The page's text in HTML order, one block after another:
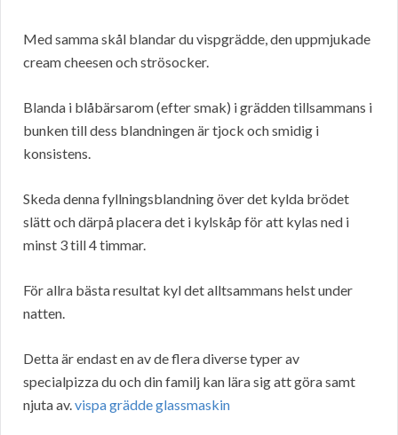
Med samma skål blandar du vispgrädde, den uppmjukade
cream cheesen och strösocker.
Blanda i blåbärsarom (efter smak) i grädden tillsammans i
bunken till dess blandningen är tjock och smidig i
konsistens.
Skeda denna fyllningsblandning över det kylda brödet
slätt och därpå placera det i kylskåp för att kylas ned i
minst 3 till 4 timmar.
För allra bästa resultat kyl det alltsammans helst under
natten.
Detta är endast en av de flera diverse typer av
specialpizza du och din familj kan lära sig att göra samt
njuta av.vispa grädde glassmaskin